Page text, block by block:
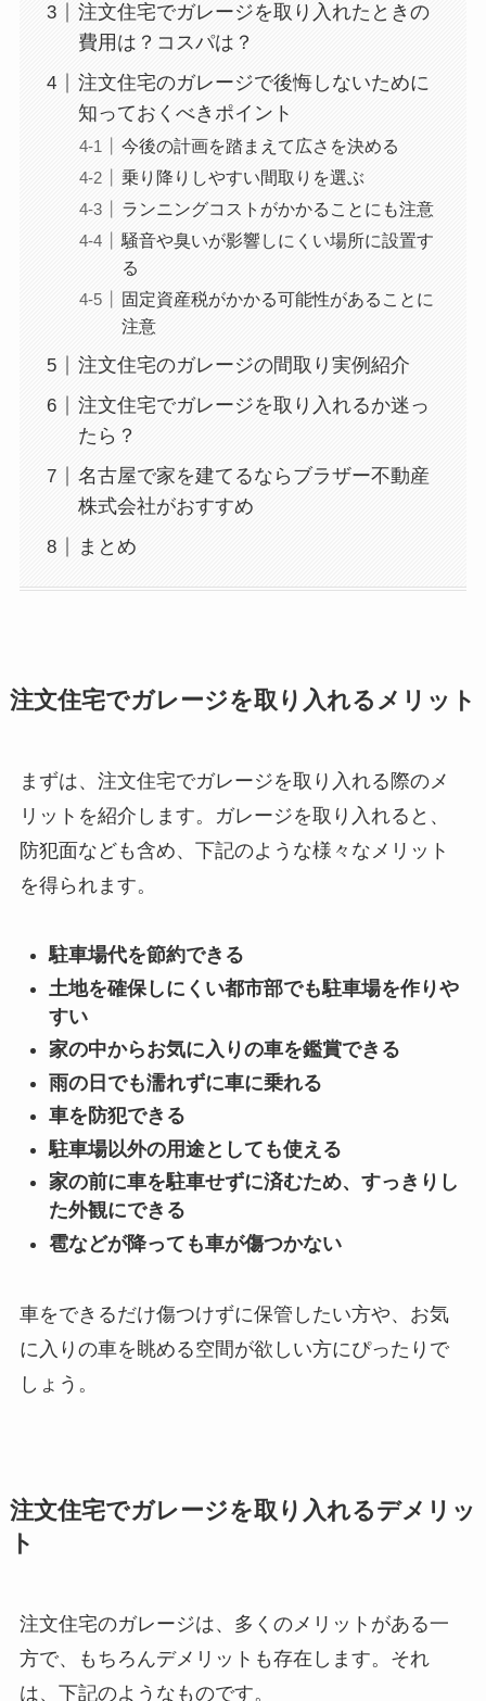
注文住宅でガレージを取り入れたときの
費用は？コスパは？
注文住宅のガレージで後悔しないために
知っておくべきポイント
今後の計画を踏まえて広さを決める
乗り降りしやすい間取りを選ぶ
ランニングコストがかかることにも注意
騒音や臭いが影響しにくい場所に設置す
る
固定資産税がかかる可能性があることに
注意
注文住宅のガレージの間取り実例紹介
注文住宅でガレージを取り入れるか迷っ
たら？
名古屋で家を建てるならブラザー不動産
株式会社がおすすめ
まとめ
注文住宅でガレージを取り入れるメリット
まずは、注文住宅でガレージを取り入れる際のメ
リットを紹介します。ガレージを取り入れると、
防犯面なども含め、下記のような様々なメリット
を得られます。
駐車場代を節約できる
土地を確保しにくい都市部でも駐車場を作りや
すい
家の中からお気に入りの車を鑑賞できる
雨の日でも濡れずに車に乗れる
車を防犯できる
駐車場以外の用途としても使える
家の前に車を駐車せずに済むため、すっきりし
た外観にできる
雹などが降っても車が傷つかない
車をできるだけ傷つけずに保管したい方や、お気
に入りの車を眺める空間が欲しい方にぴったりで
しょう。
注文住宅でガレージを取り入れるデメリッ
ト
注文住宅のガレージは、多くのメリットがある一
方で、もちろんデメリットも存在します。それ
は、下記のようなものです。